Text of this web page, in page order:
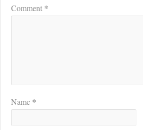
Comment *
Name *